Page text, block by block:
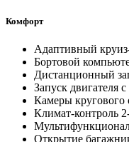
Комфорт
Адаптивный
Бортовой
Дистанционный
Запуск двигателя
Камеры кругового
Климат-контроль
Открытие